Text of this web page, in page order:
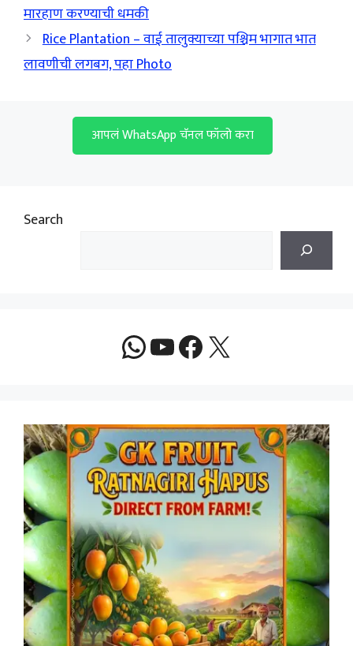
मारहाण करण्याची धमकी
Rice Plantation – वाई तालुक्याच्या पश्चिम भागात भात
लावणीची लगबग, पहा Photo
आपलं WhatsApp चॅनल फॉलो करा
Search
WhatsApp
YouTube
Facebook
X